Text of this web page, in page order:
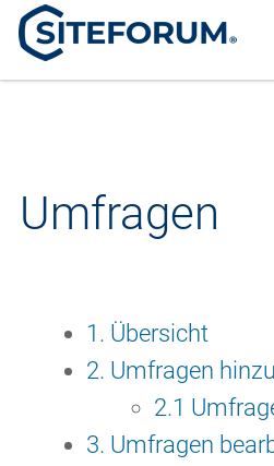
Umfragen
1. Übersicht
2. Umfragen
2.1
3. Umfragen